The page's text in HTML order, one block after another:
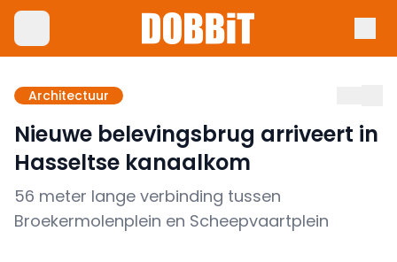
Architectuur
Nieuwe belevingsbrug arriveert in
Hasseltse kanaalkom
56 meter lange verbinding tussen
Broekermolenplein en Scheepvaartplein